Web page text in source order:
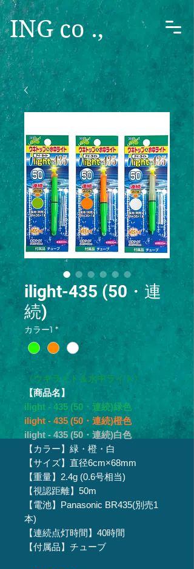
ING co .,
ilight-435 (50・連
続)
カラー1 *
〈ウキライト＆水中ライト〉
【商品名】
ilight - 435 (50・連続)緑色
ilight - 435 (50・連続)橙色
ilight - 435 (50・連続)白色
【カラー】緑・橙・白
【サイズ】直径6cm×68mm
【重量】2.4g (0.6号相当)
【視認距離】50m
【電池】Panasonic BR435(別売1
本)
【連続点灯時間】40時間
【付属品】チューブ